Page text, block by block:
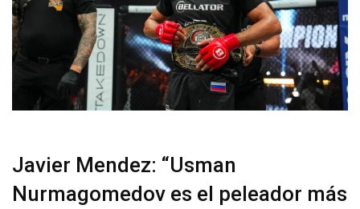
Javier Mendez: “Usman
Nurmagomedov es el peleador más